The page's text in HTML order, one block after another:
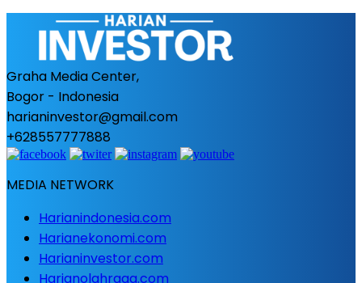
Graha Media Center,
Bogor - Indonesia
harianinvestor@gmail.com
+628557777888
MEDIA NETWORK
Harianindonesia.com
Harianekonomi.com
Harianinvestor.com
Harianolahraga.com